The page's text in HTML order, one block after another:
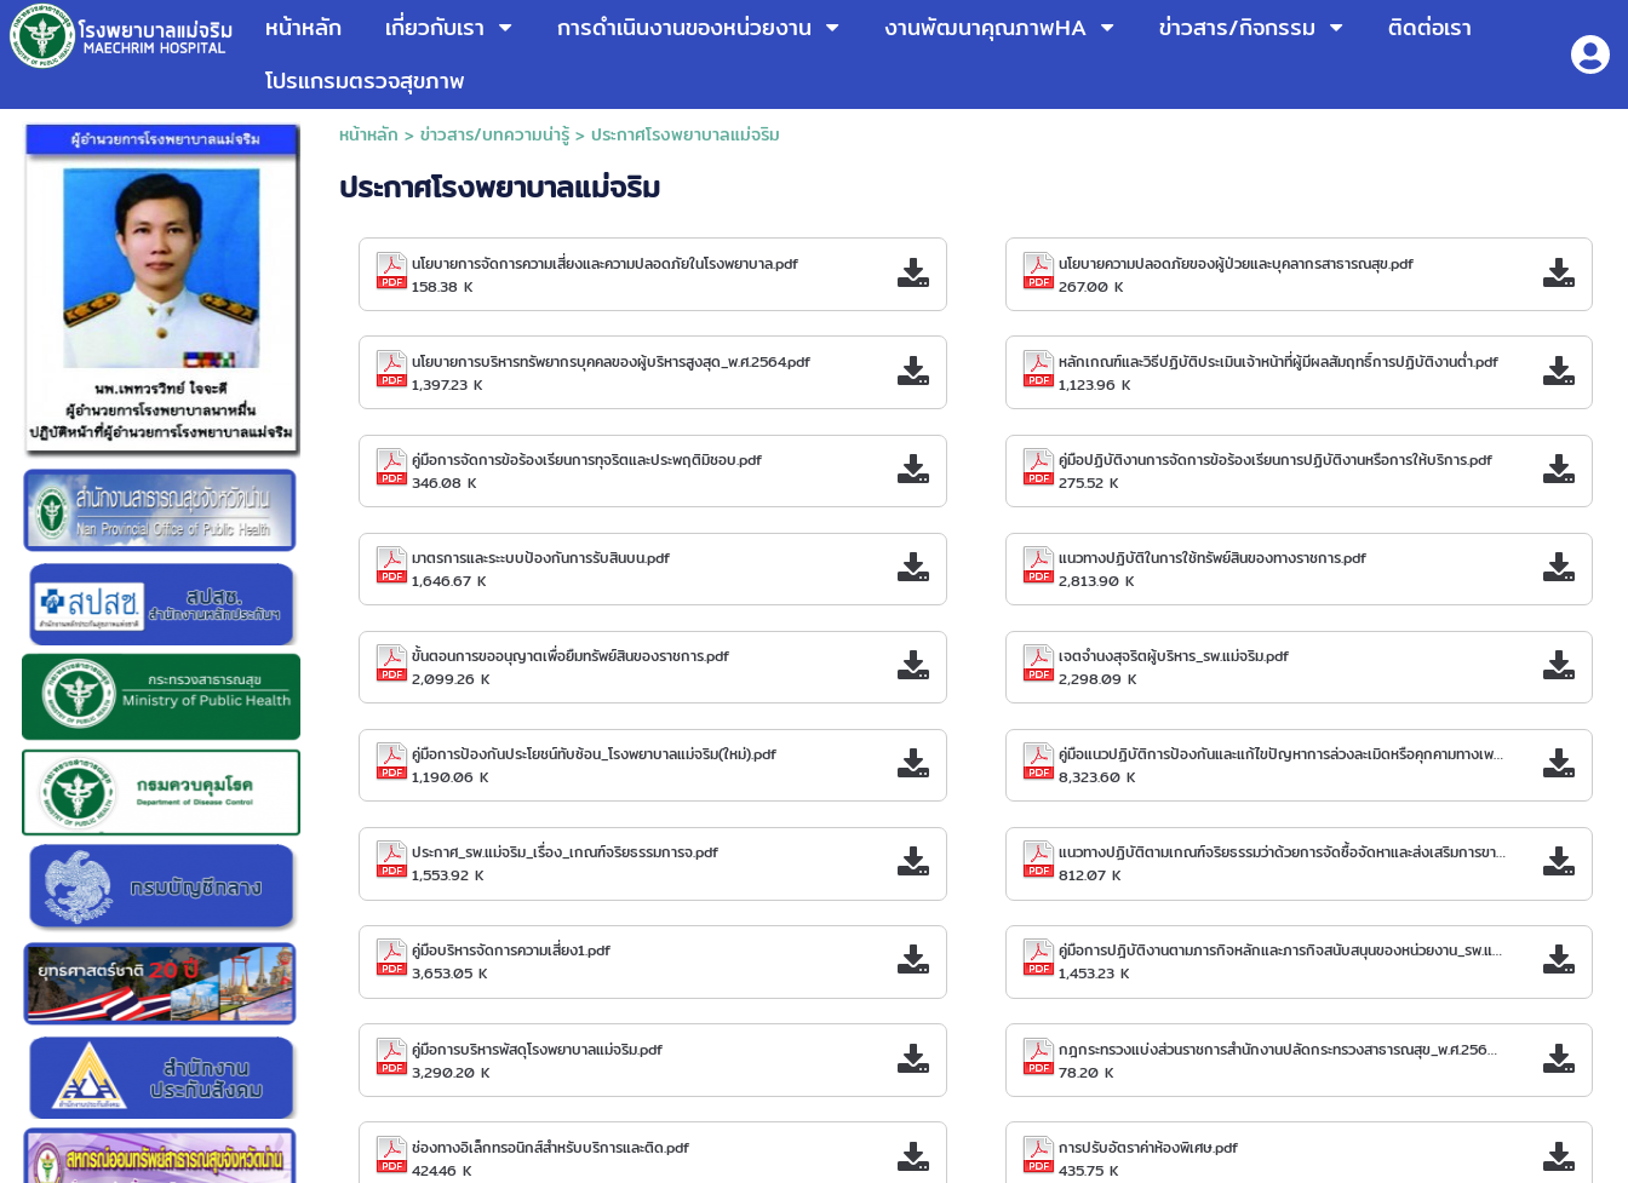
หน้าหลัก เกี่ยวกับเรา การดำเนินงานของหน่วยงาน งานพัฒนาคุณภาพHA ข่าวสาร/กิจกรรม
ติดต่อเรา
โปรแกรมตรวจสุขภาพ
หน้าหลัก > ข่าวสาร/บทความน่ารู้> ประกาศโรงพยาบาลแม่จริม
ประกาศโรงพยาบาลแม่จริม
นโยบายการจัดการความเสี่ยงและความปลอดภัยในโรงพยาบาล.pdf
158.38 K
นโยบายความปลอดภัยของผู้ป่วยและบุคลากรสาธารณสุข.pdf
267.00 K
นโยบายการบริหารทรัพยากรบุคคลของผู้บริหารสูงสุด_พ.ศ.2564.pdf
1,397.23 K
หลักเกณฑ์และวิธีปฏิบัติประเมินเจ้าหน้าที่ผู้มีผลสัมฤทธิ์การปฏิบัติงานต่ำ.pdf
1,123.96 K
คู่มือการจัดการข้อร้องเรียนการทุจริตและประพฤติมิชอบ.pdf
346.08 K
คู่มือปฏิบัติงานการจัดการข้อร้องเรียนการปฏิบัติงานหรือการให้บริการ.pdf
275.52 K
มาตรการและระะบบป้องกันการรับสินบน.pdf
1,646.67 K
แนวทางปฏิบัติในการใช้ทรัพย์สินของทางราชการ.pdf
2,813.90 K
ขั้นตอนการขออนุญาตเพื่อยืมทรัพย์สินของราชการ.pdf
2,099.26 K
เจตจำนงสุจริตผู้บริหาร_รพ.แม่จริม.pdf
2,298.09 K
คู่มือการป้องกันประโยชน์ทับซ้อน_โรงพยาบาลแม่จริม(ใหม่).pdf
1,190.06 K
คู่มือแนวปฏิบัติการป้องกันและแก้ไขปัญหาการล่วงละเมิดหรือคุกคามทางเพศในการทำงาน.pdf
8,323.60 K
ประกาศ_รพ.แม่จริม_เรื่อง_เกณฑ์จริยธรรมการจ.pdf
1,553.92 K
แนวทางปฏิบัติตามเกณฑ์จริยธรรมว่าด้วยการจัดซื้อจัดหาและส่งเสริมการขายยาและเวชภัณฑ์ที่มิใช่ยา_พ.ศ.2564_รพ.แม่จริม.pdf
812.07 K
คู่มือบริหารจัดการความเสี่ยง1.pdf
3,653.05 K
คู่มือการปฎิบัติงานตามภารกิจหลักและภารกิจสนับสนุนของหน่วยงาน_รพ.แม่จริม.pdf
1,453.23 K
คู่มือการบริหารพัสดุโรงพยาบาลแม่จริม.pdf
3,290.20 K
กฎกระทรวงแบ่งส่วนราชการสำนักงานปลัดกระทรวงสาธารณสุข_พ.ศ.2560.pdf
78.20 K
ช่องทางอิเล็กทรอนิกส์สำหรับบริการและติด.pdf
424.46 K
การปรับอัตราค่าห้องพิเศษ.pdf
435.75 K